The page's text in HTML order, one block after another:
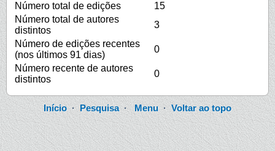
Número total de edições
15
Número total de autores
distintos
3
Número de edições recentes
(nos últimos 91 dias)
0
Número recente de autores
distintos
0
Início·Pesquisa·Menu ·Voltar ao topo